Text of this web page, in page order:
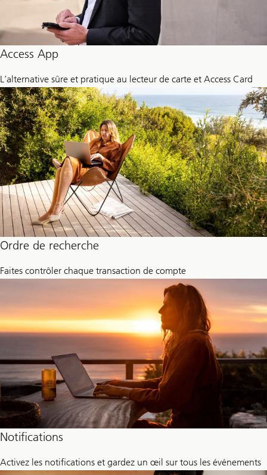
Access App
L’alternative sûre et pratique au lecteur de carte et Access Card
Ordre de recherche
Faites contrôler chaque transaction de compte
Notifications
Activez les notifications et gardez un œil sur tous les événements